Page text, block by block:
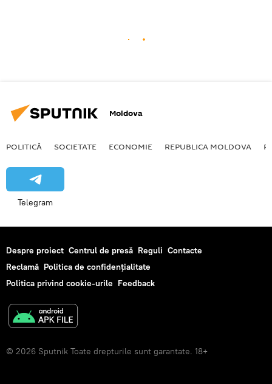
Moldova
POLITICĂ SOCIETATE ECONOMIE REPUBLICA MOLDOVA
Telegram
Despre proiect Centrul de presă Reguli Contacte
Reclamă Politica de confidențialitate
Politica privind cookie-urile Feedback
© 2026 Sputnik Toate drepturile sunt garantate. 18+